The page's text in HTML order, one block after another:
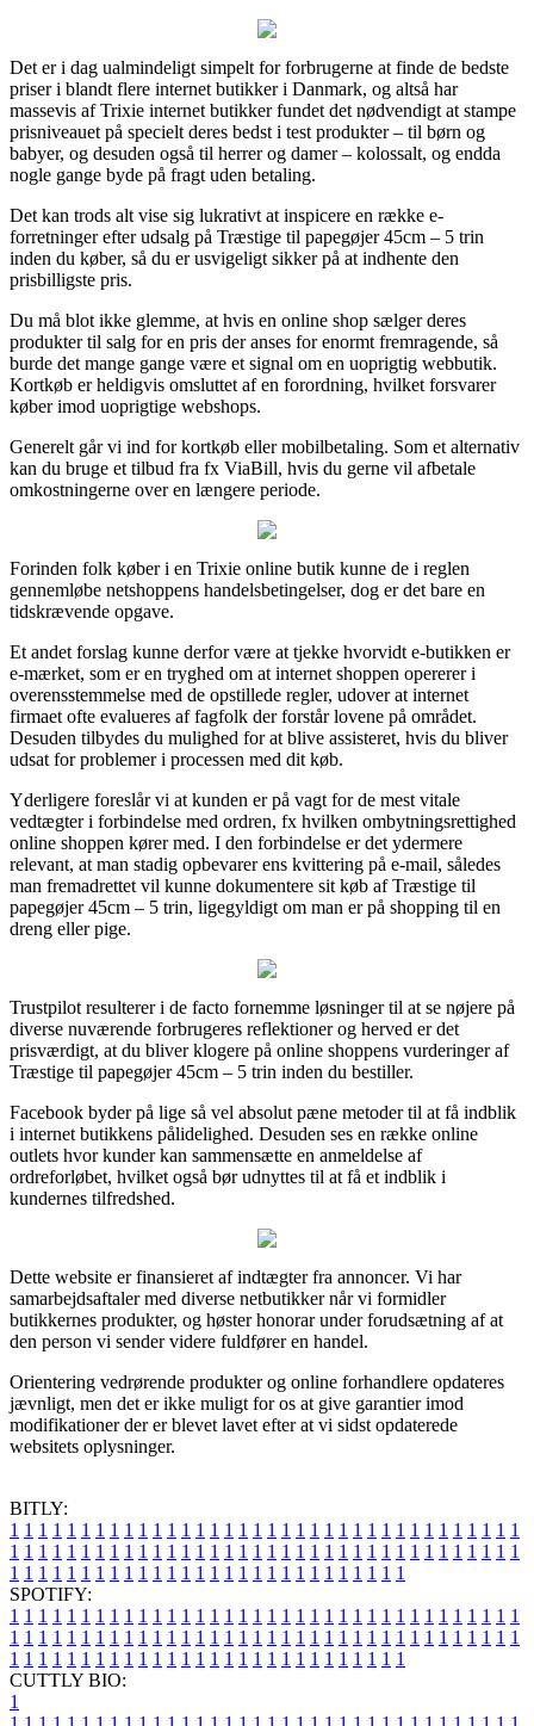
Det er i dag ualmindeligt simpelt for forbrugerne at finde de bedste
priser i blandt flere internet butikker i Danmark, og altså har
massevis af Trixie internet butikker fundet det nødvendigt at stampe
prisniveauet på specielt deres bedst i test produkter – til børn og
babyer, og desuden også til herrer og damer – kolossalt, og endda
nogle gange byde på fragt uden betaling.
Det kan trods alt vise sig lukrativt at inspicere en række e-
forretninger efter udsalg på Træstige til papegøjer 45cm – 5 trin
inden du køber, så du er usvigeligt sikker på at indhente den
prisbilligste pris.
Du må blot ikke glemme, at hvis en online shop sælger deres
produkter til salg for en pris der anses for enormt fremragende, så
burde det mange gange være et signal om en uoprigtig webbutik.
Kortkøb er heldigvis omsluttet af en forordning, hvilket forsvarer
køber imod uoprigtige webshops.
Generelt går vi ind for kortkøb eller mobilbetaling. Som et alternativ
kan du bruge et tilbud fra fx ViaBill, hvis du gerne vil afbetale
omkostningerne over en længere periode.
Forinden folk køber i en Trixie online butik kunne de i reglen
gennemløbe netshoppens handelsbetingelser, dog er det bare en
tidskrævende opgave.
Et andet forslag kunne derfor være at tjekke hvorvidt e-butikken er
e-mærket, som er en tryghed om at internet shoppen opererer i
overensstemmelse med de opstillede regler, udover at internet
firmaet ofte evalueres af fagfolk der forstår lovene på området.
Desuden tilbydes du mulighed for at blive assisteret, hvis du bliver
udsat for problemer i processen med dit køb.
Yderligere foreslår vi at kunden er på vagt for de mest vitale
vedtægter i forbindelse med ordren, fx hvilken ombytningsrettighed
online shoppen kører med. I den forbindelse er det ydermere
relevant, at man stadig opbevarer ens kvittering på e-mail, således
man fremadrettet vil kunne dokumentere sit køb af Træstige til
papegøjer 45cm – 5 trin, ligegyldigt om man er på shopping til en
dreng eller pige.
Trustpilot resulterer i de facto fornemme løsninger til at se nøjere på
diverse nuværende forbrugeres reflektioner og herved er det
prisværdigt, at du bliver klogere på online shoppens vurderinger af
Træstige til papegøjer 45cm – 5 trin inden du bestiller.
Facebook byder på lige så vel absolut pæne metoder til at få indblik
i internet butikkens pålidelighed. Desuden ses en række online
outlets hvor kunder kan sammensætte en anmeldelse af
ordreforløbet, hvilket også bør udnyttes til at få et indblik i
kundernes tilfredshed.
Dette website er finansieret af indtægter fra annoncer. Vi har
samarbejdsaftaler med diverse netbutikker når vi formidler
butikkernes produkter, og høster honorar under forudsætning af at
den person vi sender videre fuldfører en handel.
Orientering vedrørende produkter og online forhandlere opdateres
jævnligt, men det er ikke muligt for os at give garantier imod
modifikationer der er blevet lavet efter at vi sidst opdaterede
websitets oplysninger.
BITLY:
1 1 1 1 1 1 1 1 1 1 1 1 1 1 1 1 1 1 1 1 1 1 1 1 1 1 1 1 1 1 1 1 1 1 1 1
1 1 1 1 1 1 1 1 1 1 1 1 1 1 1 1 1 1 1 1 1 1 1 1 1 1 1 1 1 1 1 1 1 1 1 1
1 1 1 1 1 1 1 1 1 1 1 1 1 1 1 1 1 1 1 1 1 1 1 1 1 1 1 1
SPOTIFY:
1 1 1 1 1 1 1 1 1 1 1 1 1 1 1 1 1 1 1 1 1 1 1 1 1 1 1 1 1 1 1 1 1 1 1 1
1 1 1 1 1 1 1 1 1 1 1 1 1 1 1 1 1 1 1 1 1 1 1 1 1 1 1 1 1 1 1 1 1 1 1 1
1 1 1 1 1 1 1 1 1 1 1 1 1 1 1 1 1 1 1 1 1 1 1 1 1 1 1 1
CUTTLY BIO:
1